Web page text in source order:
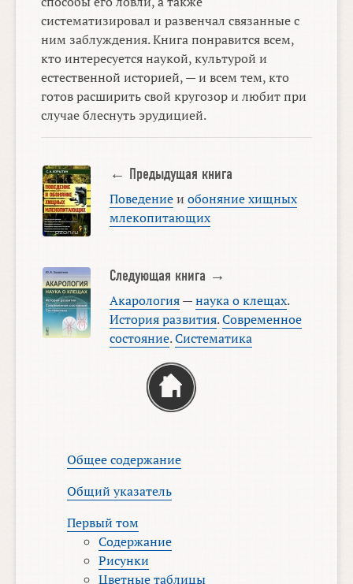
систематизировал и развенчал связанные с
ним заблуждения. Книга понравится всем,
кто интересуется наукой, культурой и
естественной историей, — и всем тем, кто
готов расширить свой кругозор и любит при
случае блеснуть эрудицией.
← Предыдущая книга
Поведениеи обоняние хищных
млекопитающих
Следующая книга →
Акарология—наука о клещах.
История развития.Современное
состояние.Систематика
Общее содержание
Общий указатель
Первый том
Содержание
Рисунки
Цветные таблицы